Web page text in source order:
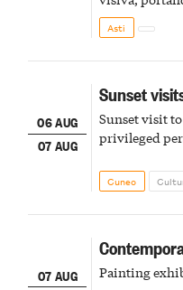
della scena le
Asti
06 AUG
07 AUG
Sunset
Sunset visit
privileged
Cuneo
07 AUG
Painting